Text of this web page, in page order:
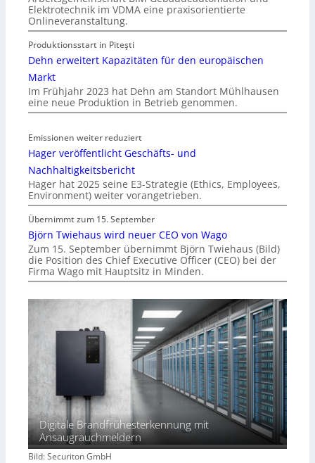
Elektrotechnik im VDMA eine praxisorientierte
Onlineveranstaltung.
Produktionsstart in Piteşti
Dehn erweitert Kapazitäten für den europäischen
Markt
Im Frühjahr 2023 hat Dehn am Standort Mühlhausen
eine neue Produktion in Betrieb genommen.
Emissionen weiter reduziert
Hager veröffentlicht Geschäfts- und
Nachhaltigkeitsbericht
Hager hat 2025 seine E3-Strategie (Ethics, Employees,
Environment) weiter vorangetrieben.
Übernimmt zum 15. September
Björn Twiehaus wird neuer CEO von Wago
Zum 15. September übernimmt Björn Twiehaus (Bild)
die Position des Chief Executive Officer (CEO) bei der
Firma Wago mit Hauptsitz in Minden.
Digitale Brandfrühesterkennung mit
Ansaugrauchmeldern
Bild: Securiton GmbH